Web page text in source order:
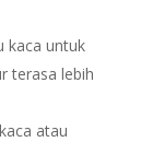
kaca untuk
terasa lebih
atau